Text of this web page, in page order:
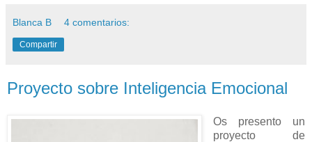
Blanca B 4 comentarios:
Compartir
Proyecto sobre Inteligencia Emocional
Os presento un
proyecto de